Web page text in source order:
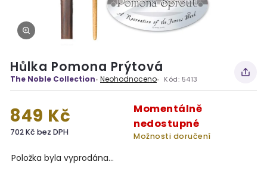
Hůlka Pomona Prýtová
The Noble Collection Neohodnoceno Kód: 5413
849 Kč
702 Kč bez DPH
Momentálně
nedostupné
Možnosti doručení
Položka byla vyprodána…